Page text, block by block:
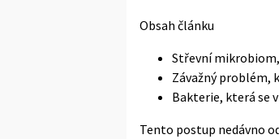
Obsah článku
Střevní
Závažný problém,
Bakterie, která se
Tento postup nedávno